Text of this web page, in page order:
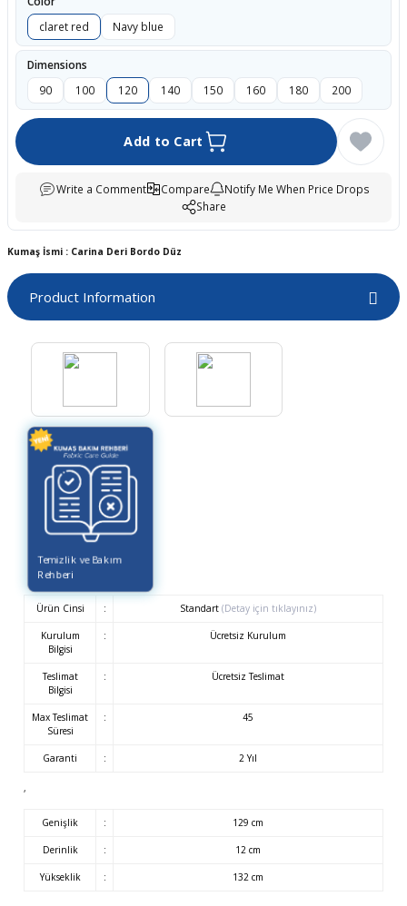
claret red
Navy blue
Dimensions
90
100 120 140 150 160 180 200
Add to Cart
Write a Comment Compare
Notify Me When Price Drops
Share
Kumaş İsmi : Carina Deri Bordo Düz
Product Information
Temizlik ve Bakım
Rehberi
Ürün Cinsi : Standart (Detay için tıklayınız)
Kurulum
Bilgisi
: Ücretsiz Kurulum
Teslimat
Bilgisi
: Ücretsiz Teslimat
Max Teslimat
Süresi
: 45
Garanti : 2 Yıl
,
Genişlik : 129 cm
Derinlik : 12 cm
Yükseklik : 132 cm